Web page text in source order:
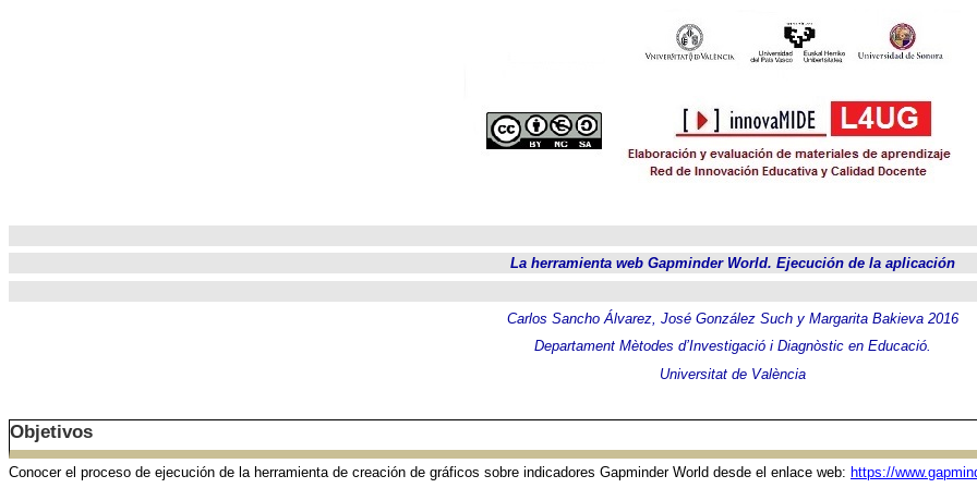
La herramienta web Gapminder World. Ejecución de la aplicación
Carlos Sancho Álvarez, José González Such y Margarita Bakieva 2016
Departament Mètodes d’Investigació i Diagnòstic en Educació.
Universitat de València
Objetivos
Conocer el proceso de ejecución de la herramienta de creación de gráficos sobre indicadores Gapminder World desde el enlace web: https://